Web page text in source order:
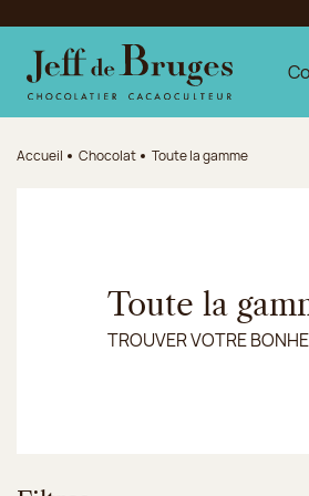
Aller au contenu principal
Aller au pied de page
Accueil Chocolat Toute la gamme
Toute la
TROUVER VOTRE